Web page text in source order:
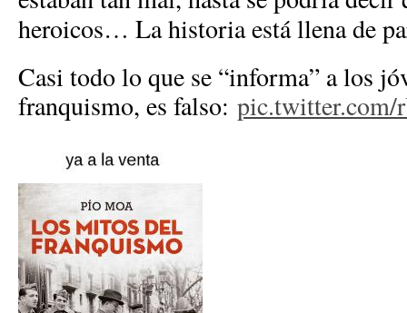
heroicos… La historia está llena de
Casi todo lo que se “informa” a los
franquismo, es falso: